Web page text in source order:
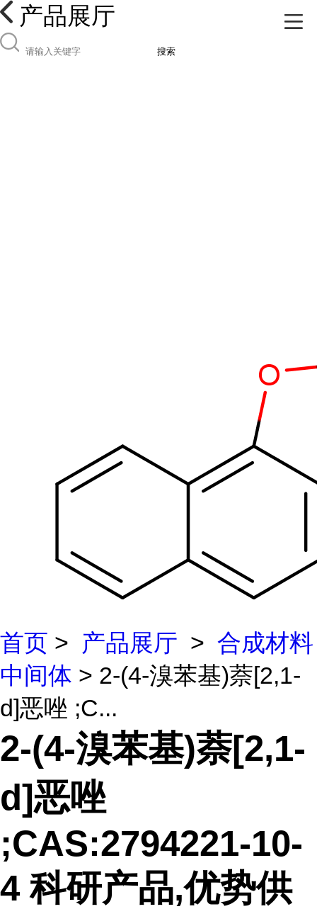
产品展厅
搜索
首页 > 产品展厅 > 合成材料
中间体 > 2-(4-溴苯基)萘[2,1-
d]恶唑 ;C...
2-(4-溴苯基)萘[2,1-
d]恶唑
;CAS:2794221-10-
4 科研产品,优势供